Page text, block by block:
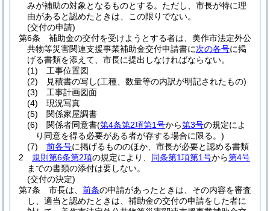
みが補助の対象となるものとする。 ただし、市長が特に理
由があると認めたときは、この限りでない。
(交付の申請)
第6条
補助金の交付を受けようとする者は、美作市法定外公
共物等災害関連支援事業補助金交付申請書に次の各号に掲
げる書類を添えて、市長に提出しなければならない。
(1)
工事位置図
(2)
見積書の写し(工種、数量等の内訳が明記されたもの)
(3)
工事計画図面
(4)
現況写真
(5)
関係家屋調書
(6)
関係者同意書(第4条第2項第1号から第3号の規定によ
り同意を得る必要がある者が存する場合に限る。)
(7)
前各号に掲げるもののほか、市長が必要と認める書類
2
規則第6条第2項の規定により、 同条第1項第1号から第4号
までの書類の添付は要しない。
(交付の決定)
第7条
市長は、 前条の申請があったときは、その内容を審査
し、適当と認めたときは、補助金の交付の申請をした者に